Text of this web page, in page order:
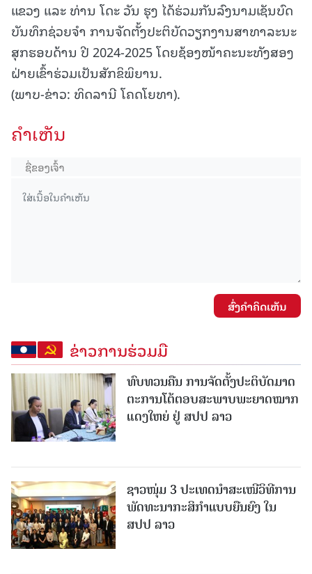
ແຂວງ ແລະ ທ່ານ ໂດະ ວັນ ຮຸງ ໄດ້ຮ່ວມກັນລົງນາມເຊັນບົດ
ບັນທຶກຊ່ວຍຈຳ ການຈັດຕັ້ງປະຕິບັດວຽກງານສາທາລະນະ
ສຸກຮອບດ້ານ ປີ 2024-2025 ໂດຍຊ້ອງໜ້າຄະນະທັງສອງ
ຝ່າຍເຂົ້າຮ່ວມເປັນສັກຂິພິຍານ.
(ພາບ-ຂ່າວ: ທິດລານີ ໂຄດໂຍທາ).
ຄໍາເຫັນ
ສົ່ງຄໍາຄິດເຫັນ
ຂ່າວການຮ່ວມມື
ທົບທວນຄືນ ການຈັດຕັ້ງປະຕິບັດມາດ
ຕະການໂຕ້ຕອບສະພາບພະຍາດໝາກ
ແດງໃຫຍ່ ຢູ່ ສປປ ລາວ
ຊາວໜຸ່ມ 3 ປະເທດນຳສະເໜີວິທີການ
ພັດທະນາກະສິກຳແບບຍືນຍົງ ໃນ
ສປປ ລາວ